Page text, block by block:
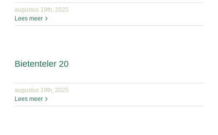
augustus 19th, 2025
Lees meer
Bietenteler 20
augustus 19th, 2025
Lees meer